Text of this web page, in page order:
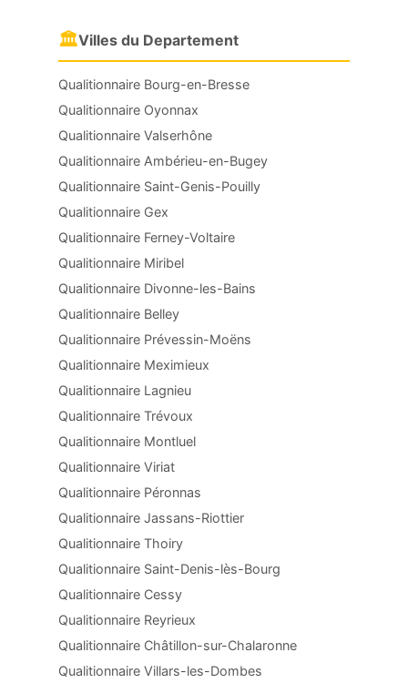
🏛Villes du Departement
Qualitionnaire Bourg-en-Bresse
Qualitionnaire Oyonnax
Qualitionnaire Valserhône
Qualitionnaire Ambérieu-en-Bugey
Qualitionnaire Saint-Genis-Pouilly
Qualitionnaire Gex
Qualitionnaire Ferney-Voltaire
Qualitionnaire Miribel
Qualitionnaire Divonne-les-Bains
Qualitionnaire Belley
Qualitionnaire Prévessin-Moëns
Qualitionnaire Meximieux
Qualitionnaire Lagnieu
Qualitionnaire Trévoux
Qualitionnaire Montluel
Qualitionnaire Viriat
Qualitionnaire Péronnas
Qualitionnaire Jassans-Riottier
Qualitionnaire Thoiry
Qualitionnaire Saint-Denis-lès-Bourg
Qualitionnaire Cessy
Qualitionnaire Reyrieux
Qualitionnaire Châtillon-sur-Chalaronne
Qualitionnaire Villars-les-Dombes